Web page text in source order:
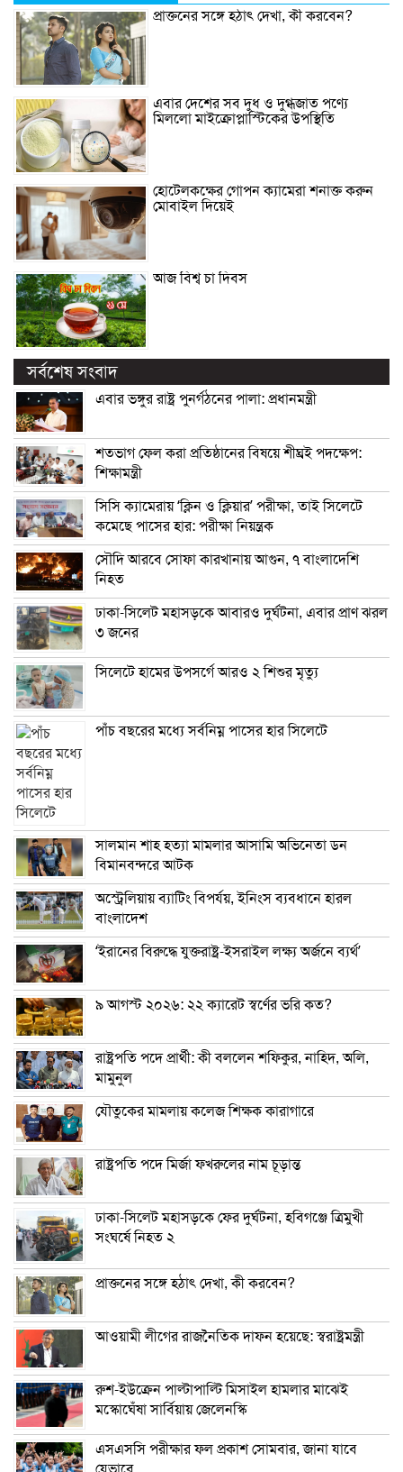
প্রাক্তনের সঙ্গে হঠাৎ দেখা, কী করবেন?
এবার দেশের সব দুধ ও দুগ্ধজাত পণ্যে
মিললো মাইক্রোপ্লাস্টিকের উপস্থিতি
হোটেলকক্ষের গোপন ক্যামেরা শনাক্ত করুন
মোবাইল দিয়েই
আজ বিশ্ব চা দিবস
সর্বশেষ সংবাদ
এবার ভঙ্গুর রাষ্ট্র পুনর্গঠনের পালা: প্রধানমন্ত্রী
শতভাগ ফেল করা প্রতিষ্ঠানের বিষয়ে শীঘ্রই পদক্ষেপ:
শিক্ষামন্ত্রী
সিসি ক্যামেরায় ‘ক্লিন ও ক্লিয়ার’ পরীক্ষা, তাই সিলেটে
কমেছে পাসের হার: পরীক্ষা নিয়ন্ত্রক
সৌদি আরবে সোফা কারখানায় আগুন, ৭ বাংলাদেশি
নিহত
ঢাকা-সিলেট মহাসড়কে আবারও দুর্ঘটনা, এবার প্রাণ ঝরল
৩ জনের
সিলেটে হামের উপসর্গে আরও ২ শিশুর মৃত্যু
পাঁচ বছরের মধ্যে সর্বনিম্ন পাসের হার সিলেটে
সালমান শাহ হত্যা মামলার আসামি অভিনেতা ডন
বিমানবন্দরে আটক
অস্ট্রেলিয়ায় ব্যাটিং বিপর্যয়, ইনিংস ব্যবধানে হারল
বাংলাদেশ
‘ইরানের বিরুদ্ধে যুক্তরাষ্ট্র-ইসরাইল লক্ষ্য অর্জনে ব্যর্থ’
৯ আগস্ট ২০২৬: ২২ ক্যারেট স্বর্ণের ভরি কত?
রাষ্ট্রপতি পদে প্রার্থী: কী বললেন শফিকুর, নাহিদ, অলি,
মামুনুল
যৌতুকের মামলায় কলেজ শিক্ষক কারাগারে
রাষ্ট্রপতি পদে মির্জা ফখরুলের নাম চূড়ান্ত
ঢাকা-সিলেট মহাসড়কে ফের দুর্ঘটনা, হবিগঞ্জে ত্রিমুখী
সংঘর্ষে নিহত ২
প্রাক্তনের সঙ্গে হঠাৎ দেখা, কী করবেন?
আওয়ামী লীগের রাজনৈতিক দাফন হয়েছে: স্বরাষ্ট্রমন্ত্রী
রুশ-ইউক্রেন পাল্টাপাল্টি মিসাইল হামলার মাঝেই
মস্কোঘেঁষা সার্বিয়ায় জেলেনস্কি
এসএসসি পরীক্ষার ফল প্রকাশ সোমবার, জানা যাবে